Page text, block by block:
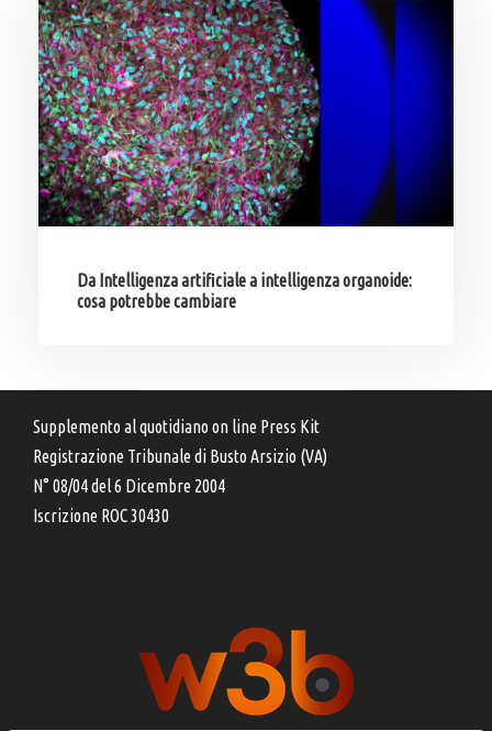
Da Intelligenza artificiale a intelligenza organoide:
cosa potrebbe cambiare
Supplemento al quotidiano on line Press Kit
Registrazione Tribunale di Busto Arsizio (VA)
N° 08/04 del 6 Dicembre 2004
Iscrizione ROC 30430